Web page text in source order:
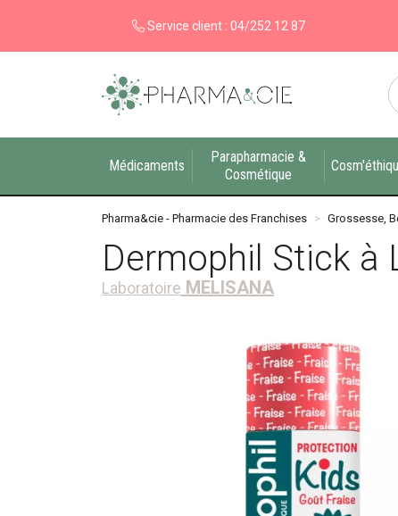
Service client : 04/252 12 87
Pharma&cie - Pharmacie des Franchises
Médicaments
Parapharmacie &
Cosmétique
Pharma&cie - Pharmacie des Franchises Grossesse,
Dermophil Stick à
Laboratoire MELISANA